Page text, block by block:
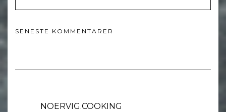
SENESTE KOMMENTARER
NOERVIG.COOKING